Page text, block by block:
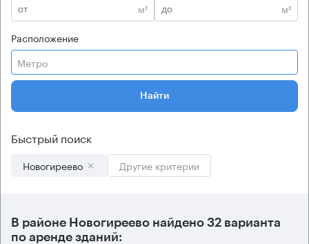
м²
м²
Расположение
Метро
Найти
Быстрый поиск
Новогиреево Другие критерии
В районе Новогиреево найдено 32 варианта
по аренде зданий: